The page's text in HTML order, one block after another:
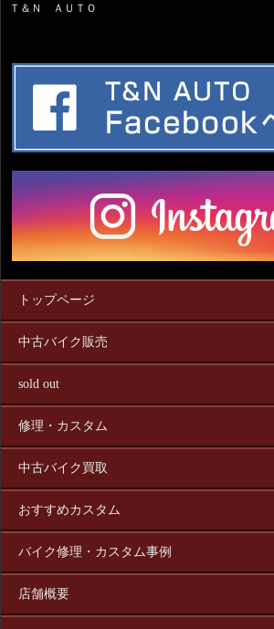
Ｔ＆Ｎ ＡＵＴＯ
トップページ
中古バイク販売
sold out
修理・カスタム
中古バイク買取
おすすめカスタム
バイク修理・カスタム事例
店舗概要